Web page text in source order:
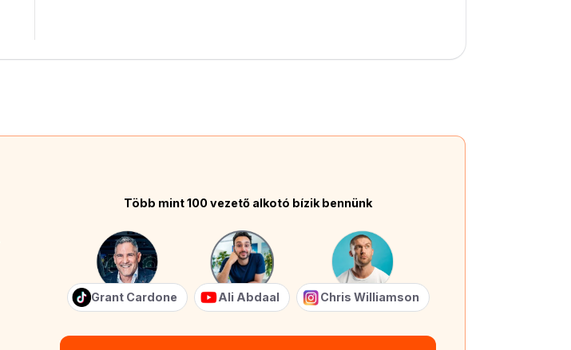
Több mint 100 vezető alkotó bízik bennünk
Grant Cardone Ali Abdaal Chris Williamson